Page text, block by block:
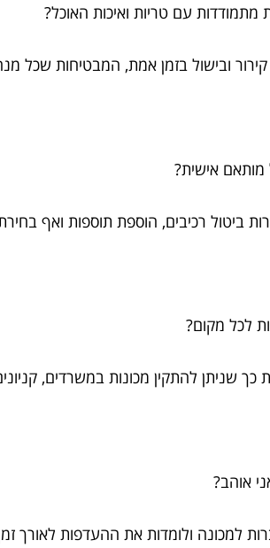
מתמודדות עם טריות ואיכות האוכל?
ובישול בזמן אמת, המבטיחות
מותאם אישית?
ביטול רכיבים, הוספת תוספות ואף בחירת
לכל מקום?
שניתן להתקין מכונות במשרדים,
אוהב?
למכונה ולומדות את ההעדפות לאורך